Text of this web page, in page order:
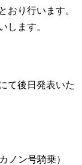
おり行います。
します。
て後日発表いた
ノン号騎乗）